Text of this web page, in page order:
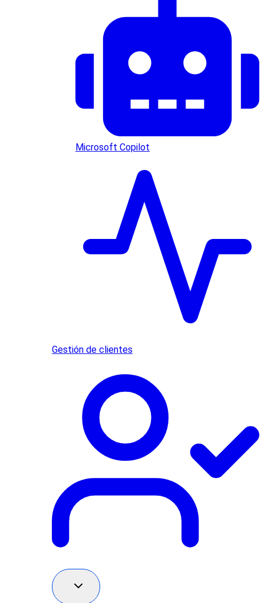
Microsoft Copilot
Gestión de clientes